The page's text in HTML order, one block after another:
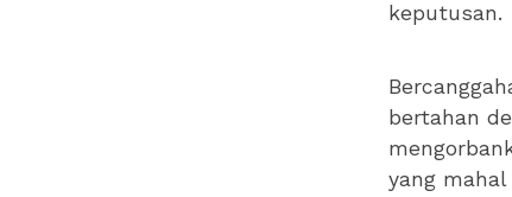
keputusan.
bertahan
yang